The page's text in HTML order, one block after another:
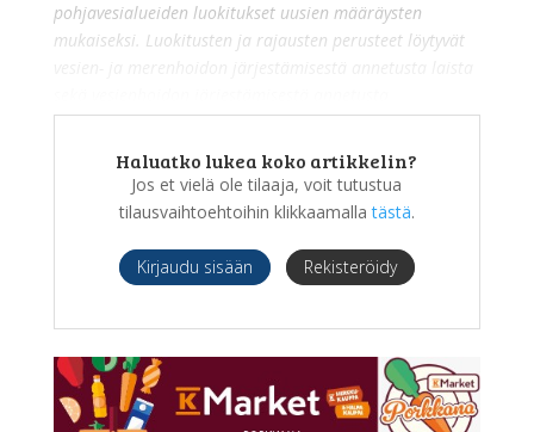
pohjavesialueiden luokitukset uusien määräysten
mukaiseksi. Luokitusten ja rajausten perusteet löytyvät
asetuksesta.
Haluatko lukea koko artikkelin?
Jos et vielä ole tilaaja, voit tutustua
tilausvaihtoehtoihin klikkaamallatästä.
Kirjaudu sisään Rekisteröidy